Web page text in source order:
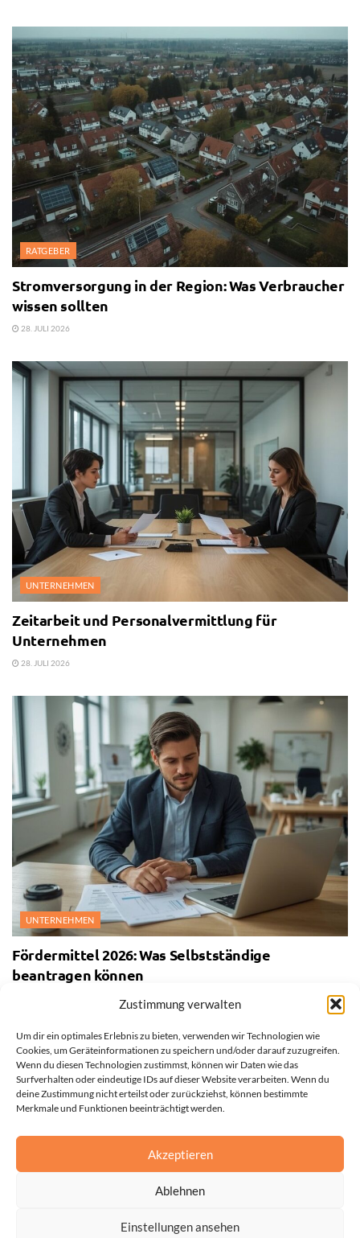
Zustimmung verwalten
Um dir ein optimales Erlebnis zu bieten, verwenden wir Technologien wie
Cookies, um Geräteinformationen zu speichern und/oder darauf zuzugreifen.
Wenn du diesen Technologien zustimmst, können wir Daten wie das
Surfverhalten oder eindeutige IDs auf dieser Website verarbeiten. Wenn du
deine Zustimmung nicht erteilst oder zurückziehst, können bestimmte
Merkmale und Funktionen beeinträchtigt werden.
Akzeptieren
Ablehnen
Einstellungen ansehen
RATGEBER
Stromversorgung in der Region: Was Verbraucher
wissen sollten
28. JULI 2026
UNTERNEHMEN
Zeitarbeit und Personalvermittlung für
Unternehmen
28. JULI 2026
UNTERNEHMEN
Fördermittel 2026: Was Selbstständige
beantragen können
Datenschutzerklärung Cookie-Richtlinie (EU)